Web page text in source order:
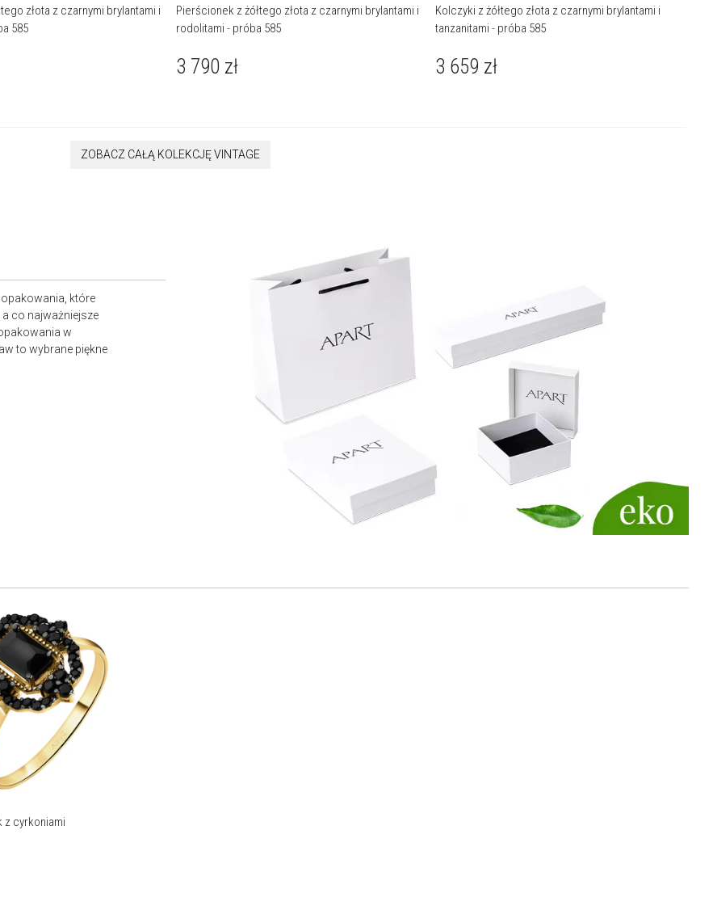
złota z czarnymi brylantami i
585
Pierścionek z żółtego złota z czarnymi brylantami i
rodolitami - próba 585
3 790 zł
Kolczyki z żółtego złota z czarnymi brylantami i
tanzanitami - próba 585
3 659 zł
ZOBACZ CAŁĄ KOLEKCJĘ VINTAGE
które
co najważniejsze
w
to wybrane piękne
z cyrkoniami